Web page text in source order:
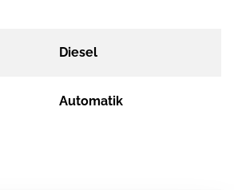
Diesel
Automatik